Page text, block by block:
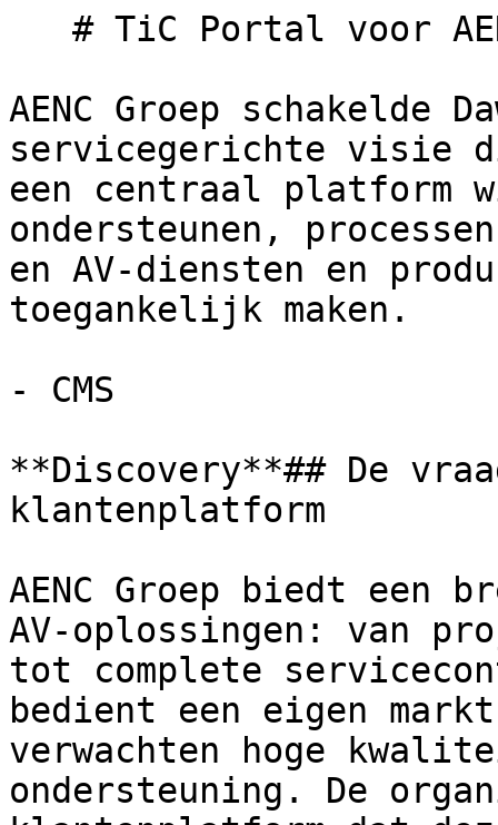
AENC Groep schakelde
servicegerichte visie
een centraal platform
ondersteunen,
en AV-diensten en
toegankelijk maken.
- CMS
**Discovery**## De
klantenplatform
AENC Groep biedt een
AV-oplossingen: van
tot complete
bedient een eigen
verwachten hoge
ondersteuning. De